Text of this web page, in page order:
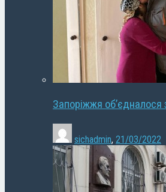
Запоріжжя
sichadmin, 21/03/2022